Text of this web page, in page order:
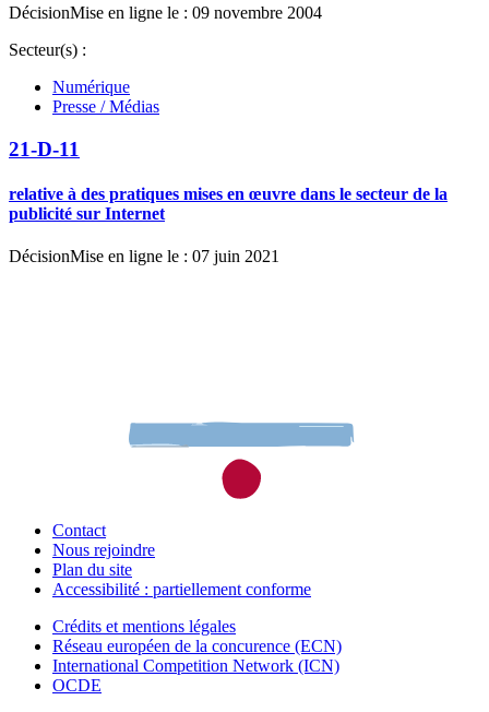
DécisionMise en ligne le : 09 novembre 2004
Secteur(s) :
Numérique
Presse / Médias
21-D-11
relative à des pratiques mises en œuvre dans le secteur de la
publicité sur Internet
DécisionMise en ligne le : 07 juin 2021
Contact
Nous rejoindre
Plan du site
Accessibilité : partiellement conforme
Crédits et mentions légales
Réseau européen de la concurence (ECN)
International Competition Network (ICN)
OCDE